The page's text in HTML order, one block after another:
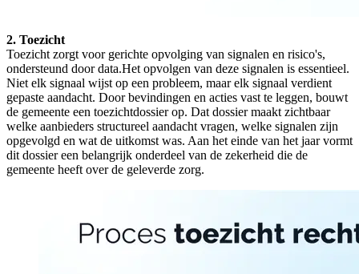
2. Toezicht
Toezicht zorgt voor gerichte opvolging van signalen en risico's,
ondersteund door data.Het opvolgen van deze signalen is essentieel.
Niet elk signaal wijst op een probleem, maar elk signaal verdient
gepaste aandacht. Door bevindingen en acties vast te leggen, bouwt
de gemeente een toezichtdossier op. Dat dossier maakt zichtbaar
welke aanbieders structureel aandacht vragen, welke signalen zijn
opgevolgd en wat de uitkomst was. Aan het einde van het jaar vormt
dit dossier een belangrijk onderdeel van de zekerheid die de
gemeente heeft over de geleverde zorg.